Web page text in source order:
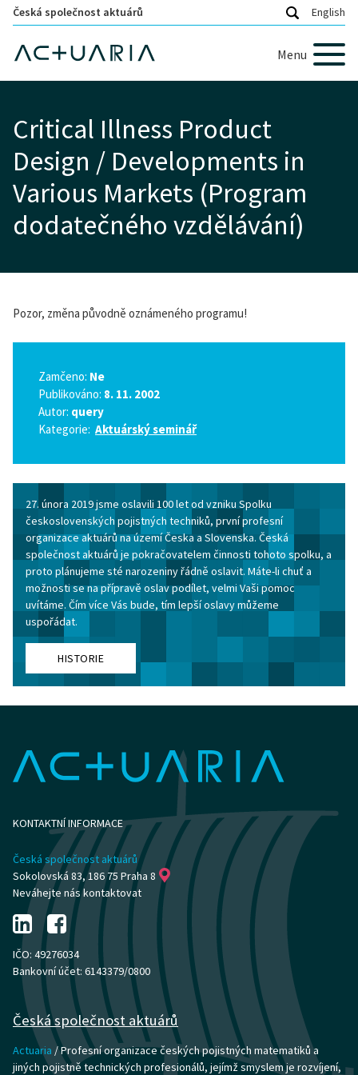
Česká společnost aktuárů English
Menu
Critical Illness Product
Design / Developments in
Various Markets (Program
dodatečného vzdělávání)
Pozor, změna původně oznámeného programu!
Zamčeno: Ne
Publikováno: 8. 11. 2002
Autor: query
Kategorie: Aktuárský seminář
27. února 2019 jsme oslavili 100 let od vzniku Spolku
československých pojistných techniků, první profesní
organizace aktuárů na území Česka a Slovenska. Česká
společnost aktuárů je pokračovatelem činnosti tohoto spolku, a
proto plánujeme sté narozeniny řádně oslavit. Máte-li chuť a
možnosti se na přípravě oslav podílet, velmi Vaši pomoc
uvítáme. Čím více Vás bude, tím lepší oslavy můžeme
uspořádat.
HISTORIE
KONTAKTNÍ INFORMACE
Česká společnost aktuárů
Sokolovská 83, 186 75 Praha 8
Neváhejte nás kontaktovat
IČO: 49276034
Bankovní účet: 6143379/0800
Česká společnost aktuárů
Actuaria / Profesní organizace českých pojistných matematiků a
jiných pojistně technických profesionálů, jejímž smyslem je rozvíjení,